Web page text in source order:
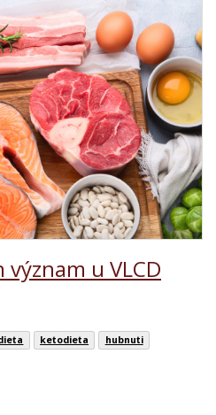
u VLCD
ketodieta hubnuti